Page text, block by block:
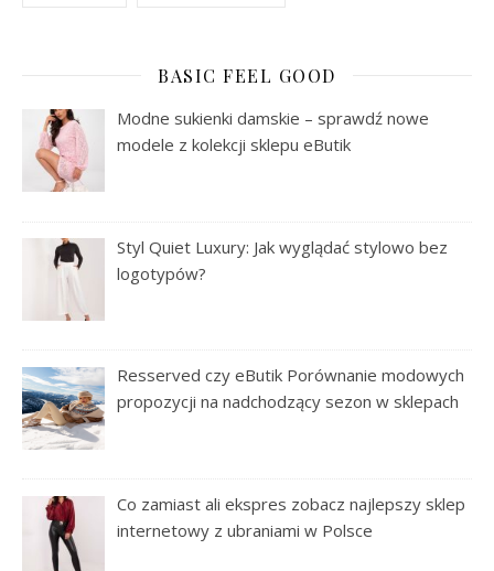
BASIC FEEL GOOD
Modne sukienki damskie – sprawdź nowe
modele z kolekcji sklepu eButik
Styl Quiet Luxury: Jak wyglądać stylowo bez
logotypów?
Resserved czy eButik Porównanie modowych
propozycji na nadchodzący sezon w sklepach
Co zamiast ali ekspres zobacz najlepszy sklep
internetowy z ubraniami w Polsce